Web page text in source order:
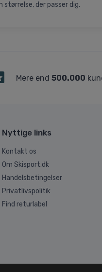
der passer dig.
Mere end 500.000
Nyttige links
Kontakt os
Om Skisport.dk
Handelsbetingelser
Privatlivspolitik
Find returlabel